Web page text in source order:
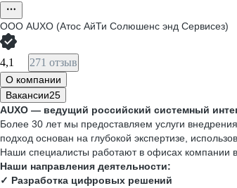
ООО AUXO (Атос АйТи Солюшенс энд Сервисез)
4,1 271 отзыв
О компании
Вакансии25
AUXO — ведущий российский системный
Более 30 лет мы предоставляем услуги
подход основан на глубокой экспертизе,
Наши специалисты работают в офисах компании
Наши направления деятельности:
✓ Разработка цифровых решений